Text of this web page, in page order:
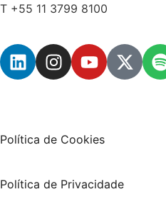
T +55 11 3799 8100
Política de Cookies
Política de Privacidade